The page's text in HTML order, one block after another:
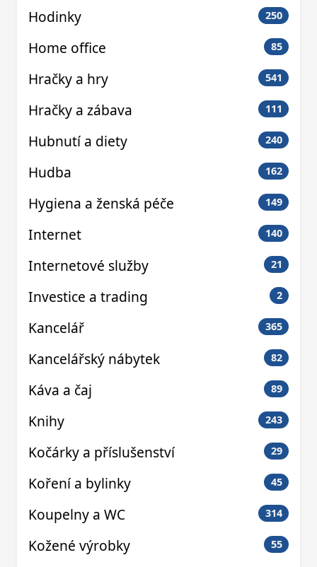
Hodinky 250
Home office 85
Hračky a hry 541
Hračky a zábava 111
Hubnutí a diety 240
Hudba 162
Hygiena a ženská péče 149
Internet 140
Internetové služby 21
Investice a trading 2
Kancelář 365
Kancelářský nábytek 82
Káva a čaj 89
Knihy 243
Kočárky a příslušenství 29
Koření a bylinky 45
Koupelny a WC 314
Kožené výrobky 55